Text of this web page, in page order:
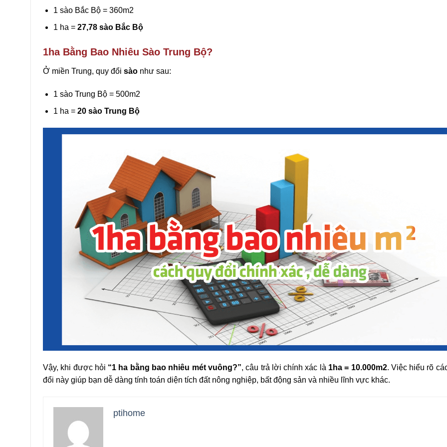
1 sào Bắc Bộ = 360m2
1 ha = 27,78 sào Bắc Bộ
1ha Bằng Bao Nhiêu Sào Trung Bộ?
Ở miền Trung, quy đổi sào như sau:
1 sào Trung Bộ = 500m2
1 ha = 20 sào Trung Bộ
Vậy, khi được hỏi “1 ha bằng bao nhiêu mét vuông?”, câu trả lời chính xác là 1ha = 10.000m2. Việc hiểu rõ
đổi này giúp bạn dễ dàng tính toán diện tích đất nông nghiệp, bất động sản và nhiều lĩnh vực khác.
ptihome